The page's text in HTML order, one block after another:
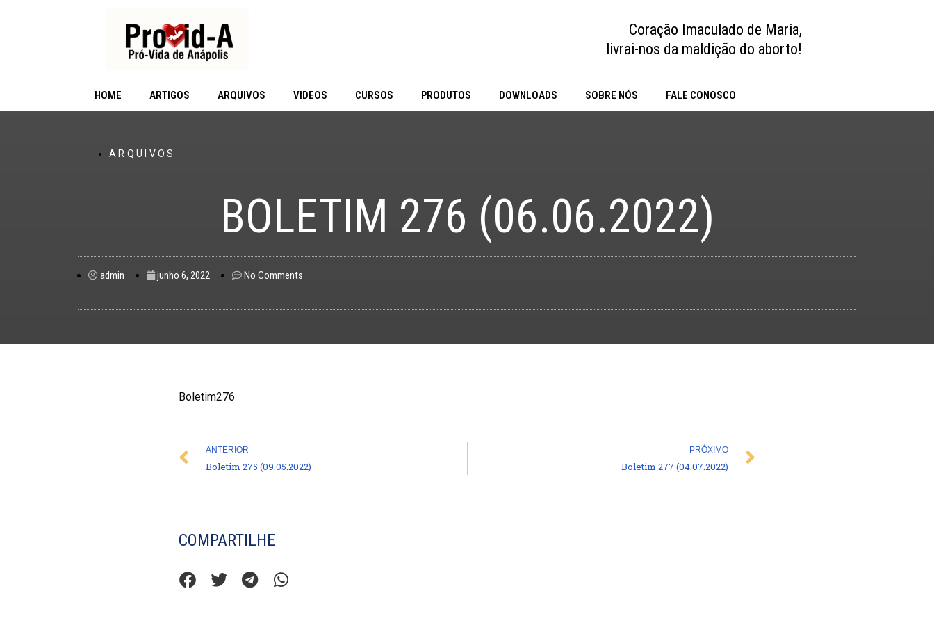
Coração Imaculado de Maria,
livrai-nos da maldição do aborto!
HOME ARTIGOS ARQUIVOS VIDEOS CURSOS PRODUTOS DOWNLOADS SOBRE NÓS FALE CONOSCO
ARQUIVOS
BOLETIM 276 (06.06.2022)
admin junho 6, 2022 No Comments
Boletim276
Prev
ANTERIOR
Boletim 275 (09.05.2022)
PRÓXIMO
Boletim 277 (04.07.2022)
COMPARTILHE